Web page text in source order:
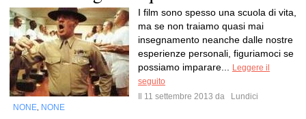
I film sono spesso una scuola di vita,
ma se non traiamo quasi mai
insegnamento neanche dalle nostre
esperienze personali, figuriamoci se
possiamo imparare...
Leggere il
seguito
Il 11 settembre 2013 da
Lundici
NONE NONE